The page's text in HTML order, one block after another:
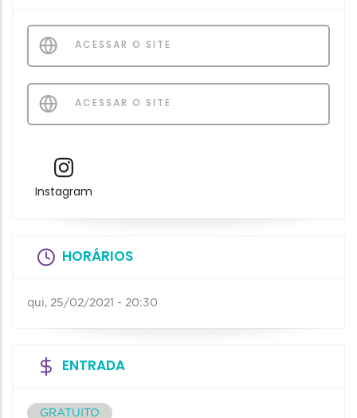
ACESSAR O SITE
ACESSAR O SITE
Instagram
HORÁRIOS
qui, 25/02/2021 - 20:30
ENTRADA
GRATUITO